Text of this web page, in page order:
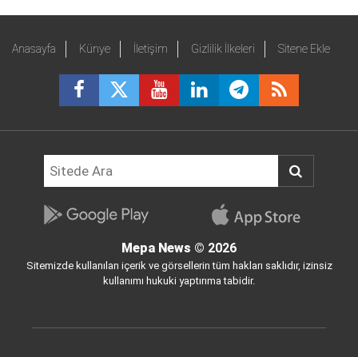
Anasayfa Künye İletişim Gizlilik İlkeleri Sitene Ekle
Mepa News © 2026
Sitemizde kullanılan içerik ve görsellerin tüm hakları saklıdır, izinsiz
kullanımı hukuki yaptırıma tabidir.